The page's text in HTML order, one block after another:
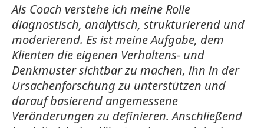
Als Coach verstehe ich meine Rolle
diagnostisch, analytisch, strukturierend und
moderierend. Es ist meine Aufgabe, dem
Klienten die eigenen Verhaltens- und
Denkmuster sichtbar zu machen, ihn in der
Ursachenforschung zu unterstützen und
darauf basierend angemessene
Veränderungen zu definieren. Anschließend